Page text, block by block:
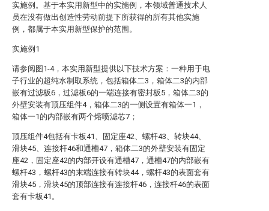
实施例。基于本实用新型中的实施例，本领域普通技术人
员在没有做出创造性劳动前提下所获得的所有其他实施
例，都属于本实用新型保护的范围。
实施例1
请参阅图1-4，本实用新型提供以下技术方案：一种用于电
子行业的超纯水制取系统，包括箱体二3，箱体二3的内部
嵌有过滤板6，过滤板6的一端连接有密封板5，箱体二3的
外壁安装有顶压组件4，箱体二3的一侧设置有箱体一1，
箱体一1的内部嵌有两个熔喷滤芯7；
顶压组件4包括有卡板41、固定座42、螺杆43、转块44、
滑块45、连接杆46和通槽47，箱体二3的外壁安装有固定
座42，固定座42的内部开设有通槽47，通槽47的内部嵌有
螺杆43，螺杆43的末端连接有转块44，螺杆43的表面套有
滑块45，滑块45的顶部连接有连接杆46，连接杆46的表面
套有卡板41。